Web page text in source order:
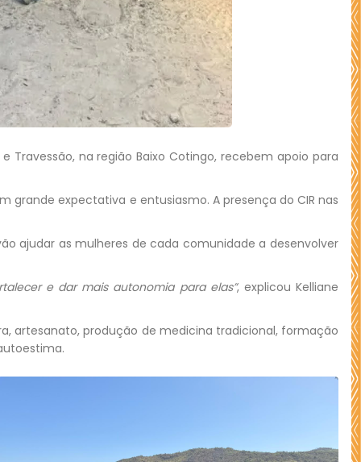
Travessão, na região Baixo Cotingo, recebem apoio para
grande expectativa e entusiasmo. A presença do CIR nas
ajudar as mulheres de cada comunidade a desenvolver
e dar mais autonomia para elas”, explicou Kelliane
artesanato, produção de medicina tradicional, formação